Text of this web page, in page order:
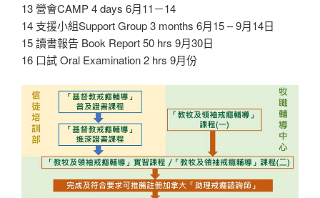
13 營會CAMP 4 days 6月11－14
14 支援小組Support Group 3 months 6月15 – 9月14日
15 讀書報告 Book Report 50 hrs 9月30日
16 口試 Oral Examination 2 hrs 9月份